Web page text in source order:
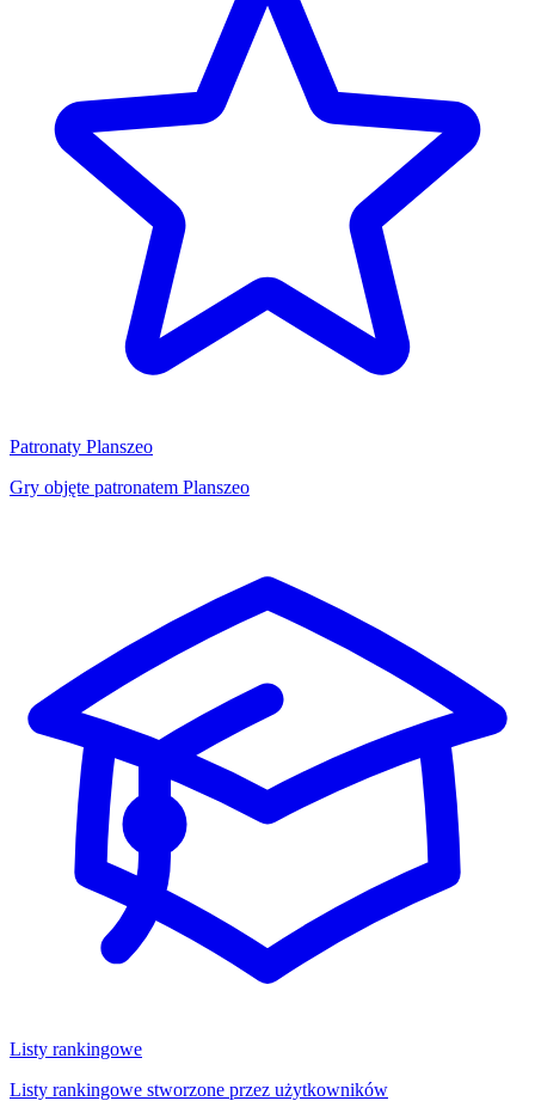
Patronaty Planszeo
Gry objęte patronatem Planszeo
Listy rankingowe
Listy rankingowe stworzone przez użytkowników